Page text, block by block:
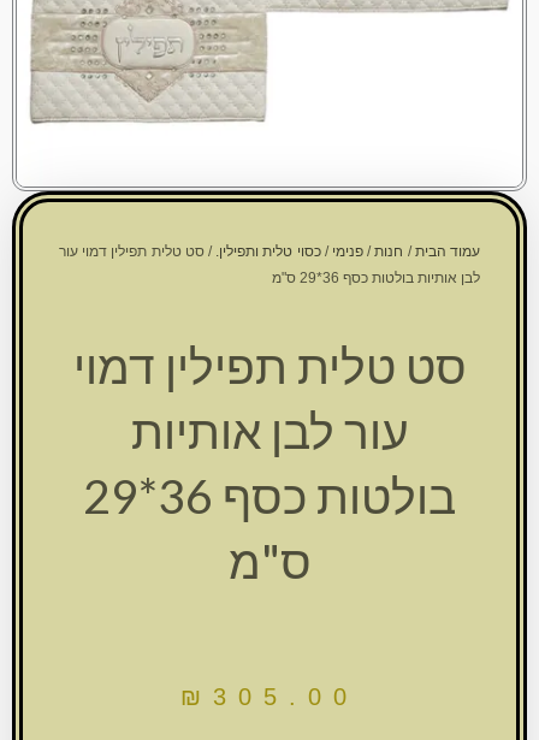
עמוד הבית/ חנות/ פנימי /כסוי טלית ותפילין. / סט טלית תפילין דמוי עור
לבן אותיות בולטות כסף 36*29 ס"מ
סט טלית תפילין דמוי
עור לבן אותיות
בולטות כסף 36*29
ס"מ
₪ 305.00